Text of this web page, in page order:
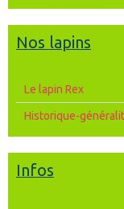
Nos lapins
Le lapin Rex
Historique-
Infos